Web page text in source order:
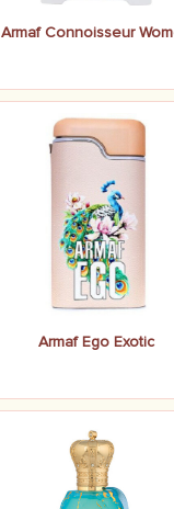
Armaf Connoisseur
Armaf Ego Exotic